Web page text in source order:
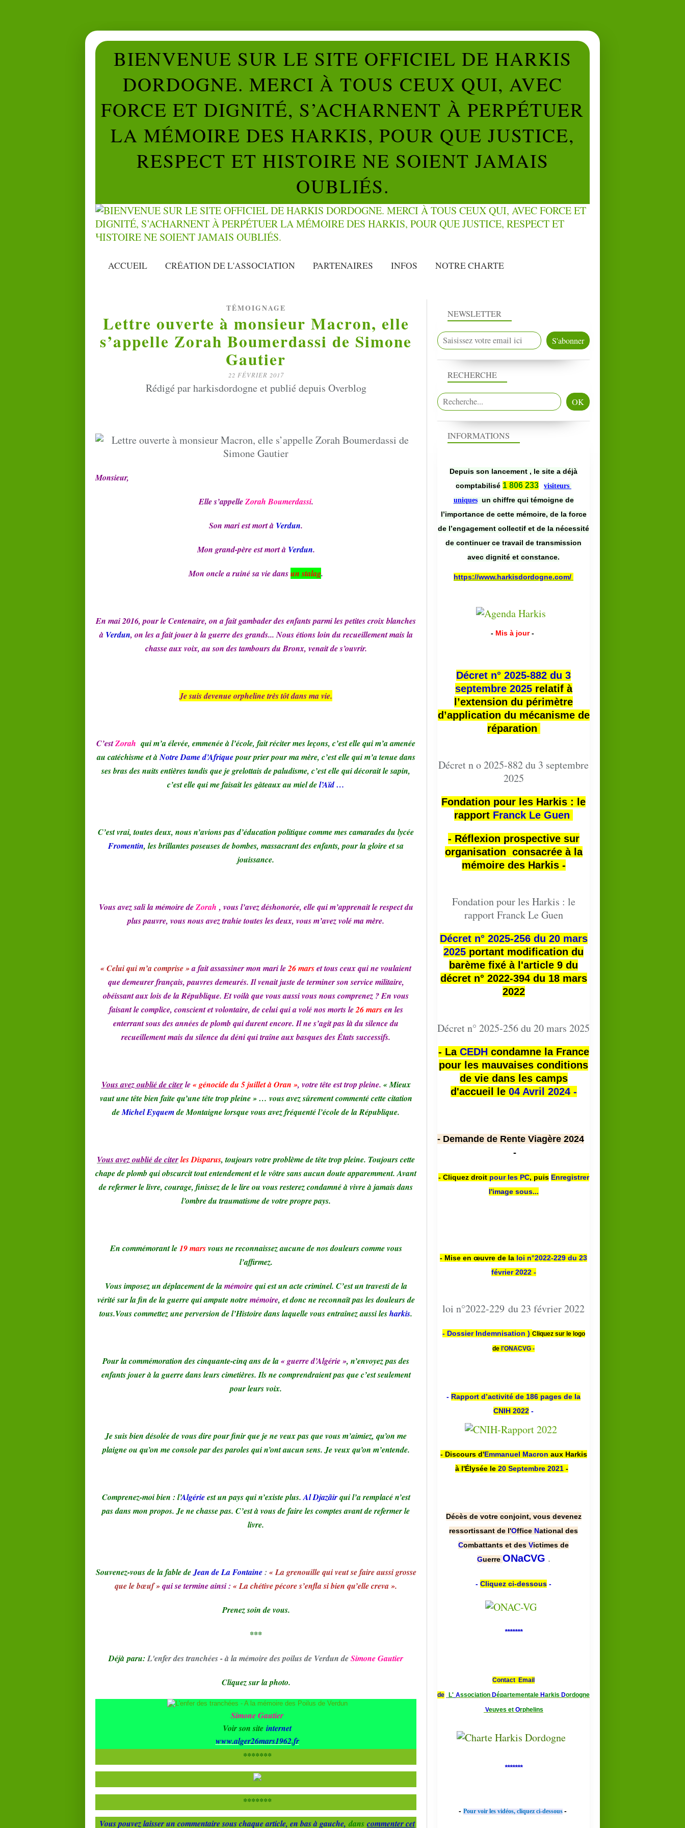
BIENVENUE SUR LE SITE OFFICIEL DE HARKIS
DORDOGNE. MERCI À TOUS CEUX QUI, AVEC
FORCE ET DIGNITÉ, S’ACHARNENT À PERPÉTUER
LA MÉMOIRE DES HARKIS, POUR QUE JUSTICE,
RESPECT ET HISTOIRE NE SOIENT JAMAIS
OUBLIÉS.
ACCUEIL CRÉATION DE L'ASSOCIATION PARTENAIRES INFOS NOTRE CHARTE
TÉMOIGNAGE
Lettre ouverte à monsieur Macron, elle
s’appelle Zorah Boumerdassi de Simone
Gautier
22 FÉVRIER 2017
Rédigé par harkisdordogne et publié depuis Overblog
Monsieur,
Elle s’appelleZorah Boumerdassi.
Son mari est mort à Verdun.
Mon grand-père est mort à Verdun.
Mon oncle a ruiné sa vie dansun stalag.
En mai 2016, pour le Centenaire, on a fait gambader des enfants parmi les petites croix blanches
à Verdun, on les a fait jouer à la guerre des grands... Nous étions loin du recueillement mais la
chasse aux voix, au son des tambours du Bronx, venait de s’ouvrir.
Je suis devenue orpheline très tôt dans ma vie.
C’estZorah qui m’a élevée, emmenée à l’école, fait réciter mes leçons, c’est elle qui m’a amenée
au catéchisme et àNotre Dame d’Afriquepour prier pour ma mère, c’est elle qui m’a tenue dans
ses bras des nuits entières tandis que je grelottais de paludisme, c’est elle qui décorait le sapin,
c’est elle qui me faisait les gâteaux au miel del’Aïd …
C’est vrai, toutes deux, nous n’avions pas d’éducation politique comme mes camarades du lycée
Fromentin, les brillantes poseuses de bombes, massacrant des enfants, pour la gloire et sa
jouissance.
Vous avez sali la mémoire deZorah, vous l’avez déshonorée, elle qui m’apprenait le respect du
plus pauvre, vous nous avez trahie toutes les deux, vous m’avez volé ma mère.
« Celui qui m’a comprise »a fait assassiner mon mari le26 marset tous ceux qui ne voulaient
que demeurer français, pauvres demeurés. Il venait juste de terminer son service militaire,
obéissant aux lois de la République. Et voilà que vous aussi vous nous comprenez ? En vous
faisant le complice, conscient et volontaire, de celui qui a volé nos morts le26 marsen les
enterrant sous des années de plomb qui durent encore. Il ne s’agit pas là du silence du
recueillement mais du silence du déni qui traîne aux basques des États successifs.
Vous avez oublié de citerle « génocide du 5 juillet à Oran », votre tête est trop pleine. « Mieux
vaut une tête bien faite qu’une tête trop pleine » … vous avez sûrement commenté cette citation
deMichel Eyquemde Montaigne lorsque vous avez fréquenté l’école de la République.
Vous avez oublié de citerles Disparus, toujours votre problème de tête trop pleine. Toujours cette
chape de plomb qui obscurcit tout entendement et le vôtre sans aucun doute apparemment. Avant
de refermer le livre, courage, finissez de le lire ou vous resterez condamné à vivre à jamais dans
l’ombre du traumatisme de votre propre pays.
En commémorant le19 marsvous ne reconnaissez aucune de nos douleurs comme vous
l’affirmez.
Vous imposez un déplacement de lamémoirequi est un acte criminel. C’est un travesti de la
vérité sur la fin de la guerre qui ampute notremémoire, et donc ne reconnaît pas les douleurs de
tous.Vous commettez une perversion de l’Histoire dans laquelle vous entraînez aussi lesharkis.
Pour la commémoration des cinquante-cinq ans de la« guerre d’Algérie », n’envoyez pas des
enfants jouer à la guerre dans leurs cimetières. Ils ne comprendraient pas que c’est seulement
pour leurs voix.
Je suis bien désolée de vous dire pour finir que je ne veux pas que vous m’aimiez, qu’on me
plaigne ou qu’on me console par des paroles qui n’ont aucun sens. Je veux qu’on m’entende.
Comprenez-moi bien : l’Algérieest un pays qui n’existe plus.Al Djazãirqui l’a remplacé n’est
pas dans mon propos. Je ne chasse pas. C’est à vous de faire les comptes avant de refermer le
livre.
Souvenez-vous de la fable deJean de La Fontaine: « La grenouille qui veut se faire aussi grosse
que le bœuf »qui se termine ainsi : « La chétive pécore s’enfla si bien qu’elle creva ».
Prenez soin de vous.
***
Déjà paru:L'enfer des tranchées - à la mémoire des poilus de Verdun deSimone Gautier
Cliquez sur la photo.
Simone Gautier
Voir son site internet
www.alger26mars1962.fr
*******
*******
Vous pouvez laisser un commentaire sous chaque article, en bas à gauche, dans commenter cet
NEWSLETTER
RECHERCHE
INFORMATIONS
Depuis son lancement , le site a déjà
comptabilisé 1 806 233
visiteurs
uniques un chiffre qui témoigne de
l’importance de cette mémoire, de la force
de l’engagement collectif et de la nécessité
de continuer ce travail de transmission
avec dignité et constance.
https://www.harkisdordogne.com/
- Mis à jour -
Décret n° 2025-882 du 3
septembre 2025relatif à
l’extension du périmètre
d’application du mécanisme de
réparation
Décret n o 2025-882 du 3 septembre
2025
Fondation pour les Harkis : le
rapport Franck Le Guen
- Réflexion prospective sur
organisation consacrée à la
mémoire des Harkis -
Fondation pour les Harkis : le
rapport Franck Le Guen
Décret n° 2025-256 du 20 mars
2025 portant modification du
barème fixé à l'article 9 du
décret n° 2022-394 du 18 mars
2022
Décret n° 2025-256 du 20 mars 2025
- La CEDHcondamne la France
pour les mauvaises conditions
de vie dans les camps
d'accueil le 04 Avril 2024 -
- Demande de Rente Viagère 2024
-
- Cliquez droit pour les PC, puis Enregistrer
l'image sous...
- Mise en œuvre de la loi n°2022-229 du 23
février 2022 -
loi n°2022-229 du 23 février 2022
- Dossier Indemnisation ) Cliquez sur le logo
de l'ONACVG -
- Rapport d’activité de 186 pages de la
CNIH 2022 -
- Discours d'Emmanuel Macron aux Harkis
à l'Élysée le 20 Septembre 2021 -
Décès de votre conjoint, vous devenez
ressortissant de l'Office National des
Combattants et des Victimes de
Guerre ONaCVG .
- Cliquez ci-dessous -
*******
Contact Email
de L' Association Départementale Harkis Dordogne
Veuves et Orphelins
*******
- Pour voir les vidéos, cliquez ci-dessous -